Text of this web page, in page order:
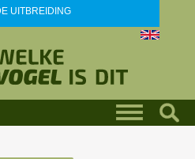
UITBREIDING